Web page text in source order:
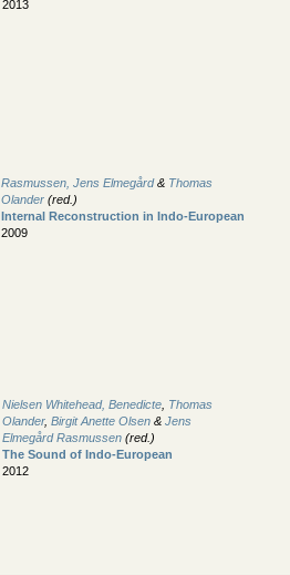
2013
Rasmussen, Jens Elmegård& Thomas
Olander (red.)
Internal Reconstruction in Indo-European
2009
Nielsen Whitehead, Benedicte Thomas
Olander, Birgit Anette Olsen & Jens
Elmegård Rasmussen (red.)
The Sound of Indo-European
2012